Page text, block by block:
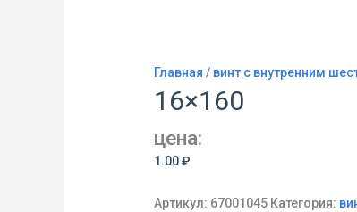
Главная / винт с внутренним
16×160
цена:
1.00₽
Артикул: 67001045 Категория: